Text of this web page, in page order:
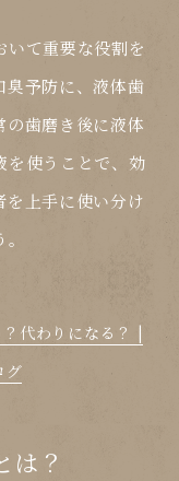
いて重要な役割を
臭予防に、液体歯
の歯磨き後に液体
を使うことで、効
上手に使い分け
代わりになる？ |
グ
は？